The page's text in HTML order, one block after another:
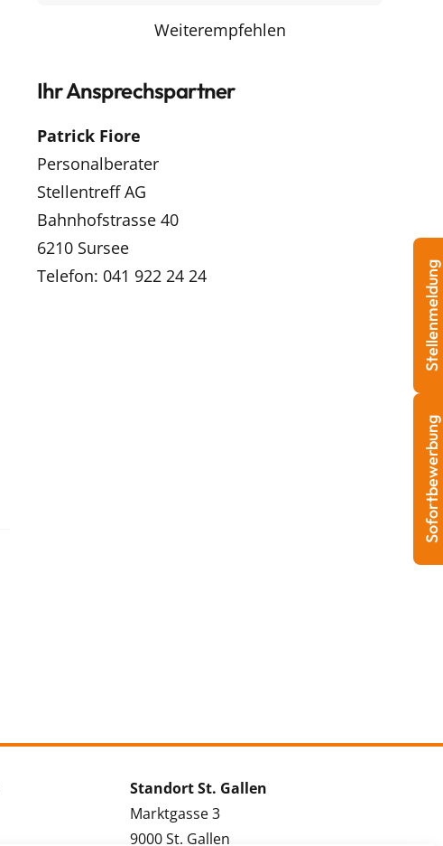
Weiterempfehlen
Ihr Ansprechspartner
Patrick Fiore
Personalberater
Stellentreff AG
Bahnhofstrasse 40
6210 Sursee
Telefon: 041 922 24 24
Standort St. Gallen
Marktgasse 3
9000 St. Gallen
Sofortbewerbung
Stellenmeldung